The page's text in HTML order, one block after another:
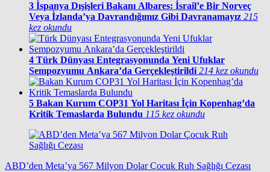
3 İspanya Dışişleri Bakanı Albares: İsrail’e Bir Norveç
Veya İzlanda’ya Davrandığımız Gibi Davranamayız 215
kez okundu
4 Türk Dünyası Entegrasyonunda Yeni Ufuklar
Sempozyumu Ankara’da Gerçekleştirildi 214 kez okundu
5 Bakan Kurum COP31 Yol Haritası İçin Kopenhag’da
Kritik Temaslarda Bulundu 115 kez okundu
ABD’den Meta’ya 567 Milyon Dolar Çocuk Ruh Sağlığı Cezası